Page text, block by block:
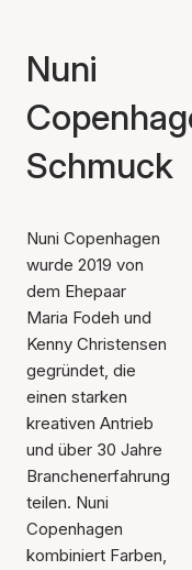
Nuni
Schmuck
Nuni Copenhagen
wurde 2019 von
dem Ehepaar
Maria Fodeh und
Kenny Christensen
gegründet, die
einen starken
kreativen Antrieb
und über 30 Jahre
Branchenerfahrung
teilen. Nuni
Copenhagen
kombiniert Farben,